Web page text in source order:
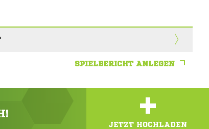
SPIELBERICHT ANLEGEN
+
JETZT HOCHLADEN